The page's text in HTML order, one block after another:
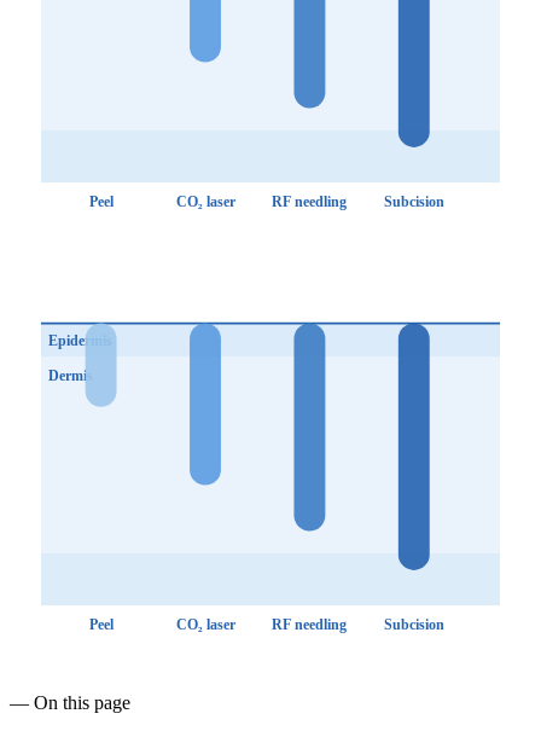
Peel CO₂ laser RF needling Subcision
Epidermis
Dermis
Peel CO₂ laser RF needling Subcision
— On this page